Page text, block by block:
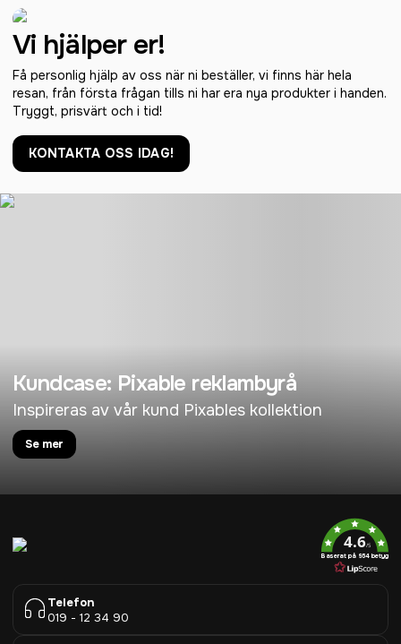
Vi hjälper er!
Få personlig hjälp av oss när ni beställer, vi finns här hela
resan, från första frågan tills ni har era nya produkter i handen.
Tryggt, prisvärt och i tid!
KONTAKTA OSS IDAG!
Kundcase: Pixable reklambyrå
Inspireras av vår kund Pixables kollektion
Se mer
4.6/5
Baserat på 954 betyg
Telefon
019 - 12 34 90